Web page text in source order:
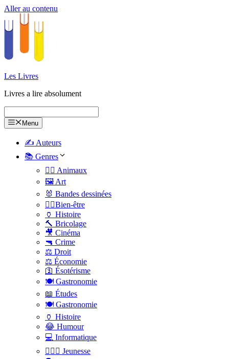
Aller au contenu
Les Livres
Livres a lire absolument
Menu
✍️ Auteurs
📚 Genres
🐕‍🦺 Animaux
🖼️ Art
🐰 Bandes dessinées
🧑‍⚕️Bien-être
🏺 Histoire
🔨 Bricolage
🎥 Cinéma
🔫 Crime
⚖️ Droit
⚖️ Économie
🛐 Ésotérisme
🍽️ Gastronomie
📖 Études
🍽️ Gastronomie
🏺 Histoire
😂 Humour
💻 Informatique
🤸🏽‍♀️ Jeunesse